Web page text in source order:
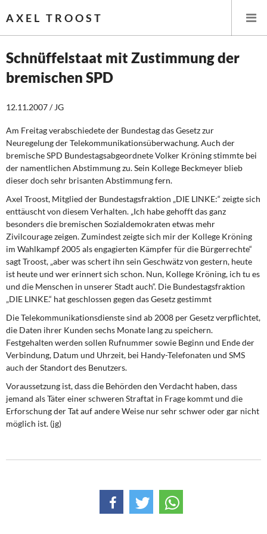
AXEL TROOST
Startseite
Themen
Memo-Gruppe
Institut Solidarische Moderne
Rosa-Luxemburg-Stiftung
Über mich
Kontakt
Schnüffelstaat mit Zustimmung der
bremischen SPD
12.11.2007 / JG
Am Freitag verabschiedete der Bundestag das Gesetz zur
Neuregelung der Telekommunikationsüberwachung. Auch der
bremische SPD Bundestagsabgeordnete Volker Kröning stimmte bei
der namentlichen Abstimmung zu. Sein Kollege Beckmeyer blieb
dieser doch sehr brisanten Abstimmung fern.
Axel Troost, Mitglied der Bundestagsfraktion „DIE LINKE:“ zeigte sich
enttäuscht von diesem Verhalten. „Ich habe gehofft das ganz
besonders die bremischen Sozialdemokraten etwas mehr
Zivilcourage zeigen. Zumindest zeigte sich mir der Kollege Kröning
im Wahlkampf 2005 als engagierten Kämpfer für die Bürgerrechte“
sagt Troost, „aber was schert ihn sein Geschwätz von gestern, heute
ist heute und wer erinnert sich schon. Nun, Kollege Kröning, ich tu es
und die Menschen in unserer Stadt auch“. Die Bundestagsfraktion
„DIE LINKE.“ hat geschlossen gegen das Gesetz gestimmt
Die Telekommunikationsdienste sind ab 2008 per Gesetz verpflichtet,
die Daten ihrer Kunden sechs Monate lang zu speichern.
Festgehalten werden sollen Rufnummer sowie Beginn und Ende der
Verbindung, Datum und Uhrzeit, bei Handy-Telefonaten und SMS
auch der Standort des Benutzers.
Voraussetzung ist, dass die Behörden den Verdacht haben, dass
jemand als Täter einer schweren Straftat in Frage kommt und die
Erforschung der Tat auf andere Weise nur sehr schwer oder gar nicht
möglich ist. (jg)